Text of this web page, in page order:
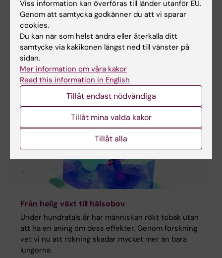
Lillemor Kennes man fick diagnosen lungcancer i
februari 2016. När allting rämnade hade hon behövt
bli erbjuden anhörigstöd för att orka stå stark inför
mannen och barnen.
Från helig växt till hälsobov
Under hundratals år har människan rökt tobak utan
att ha en aning om dess effekter. Genom forskning
vet vi nu att rökning skadar mycket mer än bara
lungorna.
Viss information kan överföras till länder utanför EU.
Genom att samtycka godkänner du att vi sparar
cookies.
Du kan när som helst ändra eller återkalla ditt
samtycke via kakikonen längst ned till vänster på
sidan.
Mer information om våra kakor
Read this information in English
Tillåt endast nödvändiga
Tillåt mina valda kakor
Tillåt alla